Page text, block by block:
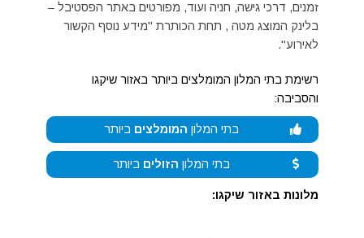
זמנים, דרכי גישה, חניה ועוד, מפורטים באתר הפסטיבל –
בלינק המוצג מטה , תחת הכותרת "מידע נוסף הקשור
לאירוע".
רשימת בתי המלון המומלצים ביותר באזור שיקגו
והסביבה:
בתי המלון המומלצים ביותר
בתי המלון הזולים ביותר
מלונות באזור שיקגו: